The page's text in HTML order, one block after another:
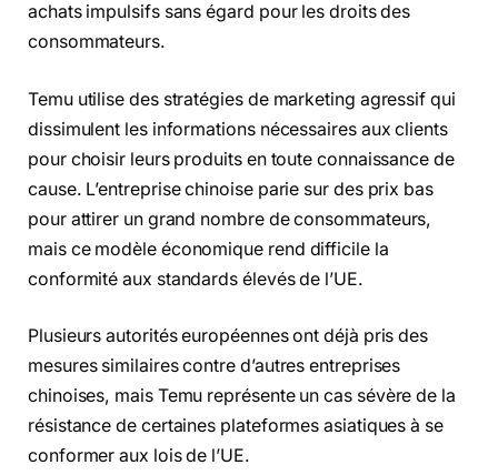
achats impulsifs sans égard pour les droits des
consommateurs.
Temu utilise des stratégies de marketing agressif qui
dissimulent les informations nécessaires aux clients
pour choisir leurs produits en toute connaissance de
cause. L’entreprise chinoise parie sur des prix bas
pour attirer un grand nombre de consommateurs,
mais ce modèle économique rend difficile la
conformité aux standards élevés de l’UE.
Plusieurs autorités européennes ont déjà pris des
mesures similaires contre d’autres entreprises
chinoises, mais Temu représente un cas sévère de la
résistance de certaines plateformes asiatiques à se
conformer aux lois de l’UE.